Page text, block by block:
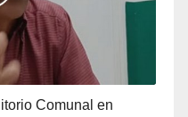
Comunal en